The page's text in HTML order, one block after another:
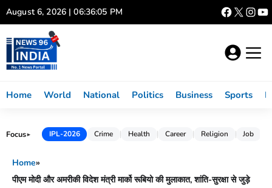
Skip
to
content
August 6, 2026 | 06:36:06 PM
Home World National Politics Business Sports
Focus► IPL-2026 Crime Health Career Religion Job
Home»
पीएम मोदी और अमरीकी विदेश मंत्री मार्को रूबियो की मुलाकात, शांति-सुरक्षा से जुड़े